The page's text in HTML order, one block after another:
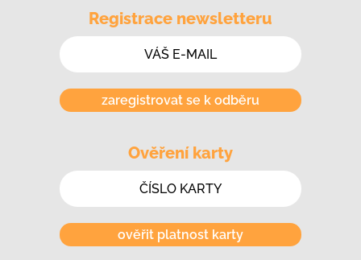
Registrace newsletteru
zaregistrovat se k odběru
Ověření karty
ověřit platnost karty